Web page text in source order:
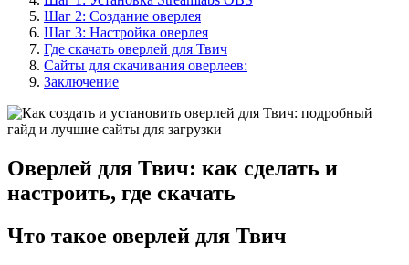
Шаг 2: Создание оверлея
Шаг 3: Настройка оверлея
Где скачать оверлей для Твич
Сайты для скачивания оверлеев:
Заключение
Оверлей для Твич: как сделать и
настроить, где скачать
Что такое оверлей для Твич